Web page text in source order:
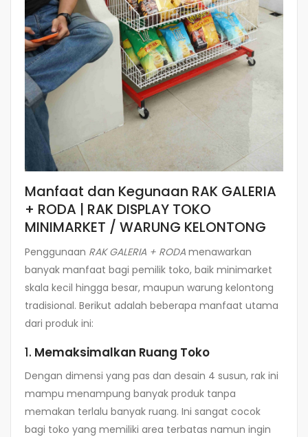
Manfaat dan Kegunaan RAK GALERIA
+ RODA | RAK DISPLAY TOKO
MINIMARKET / WARUNG KELONTONG
Penggunaan RAK GALERIA + RODA menawarkan
banyak manfaat bagi pemilik toko, baik minimarket
skala kecil hingga besar, maupun warung kelontong
tradisional. Berikut adalah beberapa manfaat utama
dari produk ini:
1. Memaksimalkan Ruang Toko
Dengan dimensi yang pas dan desain 4 susun, rak ini
mampu menampung banyak produk tanpa
memakan terlalu banyak ruang. Ini sangat cocok
bagi toko yang memiliki area terbatas namun ingin